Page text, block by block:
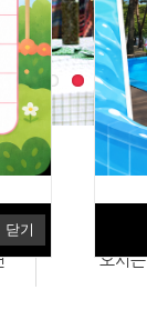
닫기
오시